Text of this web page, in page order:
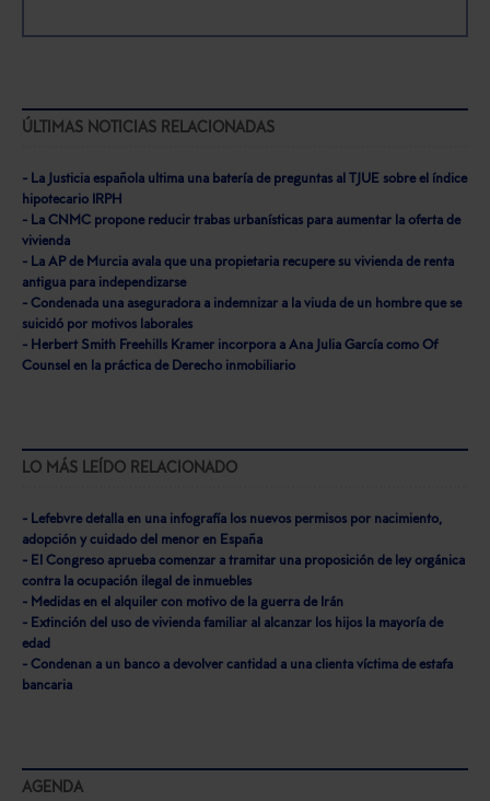
ÚLTIMAS NOTICIAS RELACIONADAS
- La Justicia española ultima una batería de preguntas al TJUE sobre el índice
hipotecario IRPH
- La CNMC propone reducir trabas urbanísticas para aumentar la oferta de
vivienda
- La AP de Murcia avala que una propietaria recupere su vivienda de renta
antigua para independizarse
- Condenada una aseguradora a indemnizar a la viuda de un hombre que se
suicidó por motivos laborales
- Herbert Smith Freehills Kramer incorpora a Ana Julia García como Of
Counsel en la práctica de Derecho inmobiliario
LO MÁS LEÍDO RELACIONADO
- Lefebvre detalla en una infografía los nuevos permisos por nacimiento,
adopción y cuidado del menor en España
- El Congreso aprueba comenzar a tramitar una proposición de ley orgánica
contra la ocupación ilegal de inmuebles
- Medidas en el alquiler con motivo de la guerra de Irán
- Extinción del uso de vivienda familiar al alcanzar los hijos la mayoría de
edad
- Condenan a un banco a devolver cantidad a una clienta víctima de estafa
bancaria
AGENDA